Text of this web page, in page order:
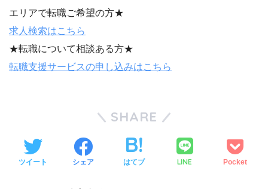
エリアで転職ご希望の方★
求人検索はこちら
★転職について相談ある方★
転職支援サービスの申し込みはこちら
SHARE
ツイート シェア はてブ LINE Pocket